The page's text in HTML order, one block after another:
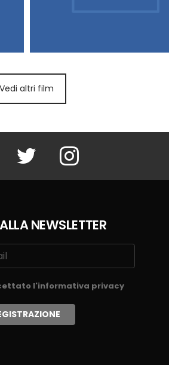
Vedi altri film
Twitter Instagram
NEWSLETTER
l'informativa privacy